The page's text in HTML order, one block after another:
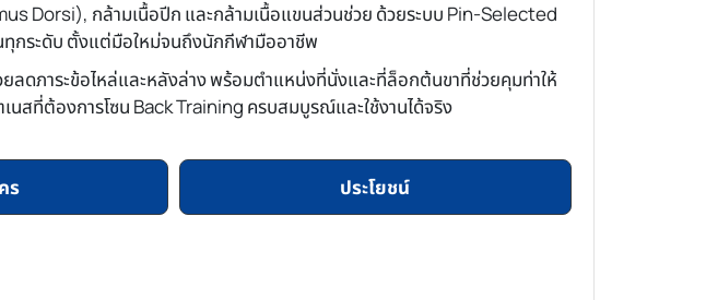
Dorsi), กล้ามเนื้อปีก และกล้ามเนื้อแขนส่วนช่วย ด้วยระบบ Pin-Selected
ทุกระดับ ตั้งแต่มือใหม่จนถึงนักกีฬามืออาชีพ
ยลดภาระข้อไหล่และหลังล่าง พร้อมตำแหน่งที่นั่งและที่ล็อกต้นขาที่ช่วยคุมท่าให้
สที่ต้องการโซน Back Training ครบสมบูรณ์และใช้งานได้จริง
ร ประโยชน์